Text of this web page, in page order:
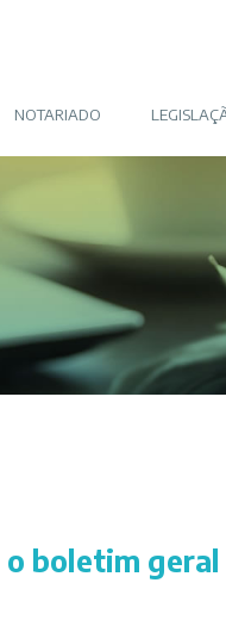
NOTARIADO
boletim